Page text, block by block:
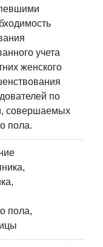
учета
женского
по
совершаемых
пола.
пола,